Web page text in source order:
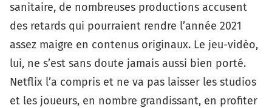
sanitaire, de nombreuses productions accusent
des retards qui pourraient rendre l’année 2021
assez maigre en contenus originaux. Le jeu-vidéo,
lui, ne s’est sans doute jamais aussi bien porté.
Netflix l’a compris et ne va pas laisser les studios
et les joueurs, en nombre grandissant, en profiter